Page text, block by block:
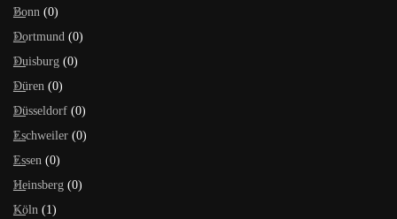
Bonn (0)
Dortmund (0)
Duisburg (0)
Düren (0)
Düsseldorf (0)
Eschweiler (0)
Essen (0)
Heinsberg (0)
Köln (1)